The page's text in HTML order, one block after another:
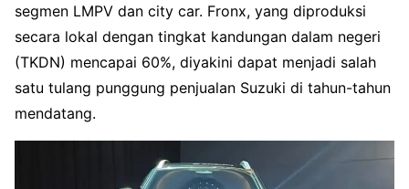
segmen LMPV dan city car. Fronx, yang diproduksi
secara lokal dengan tingkat kandungan dalam negeri
(TKDN) mencapai 60%, diyakini dapat menjadi salah
satu tulang punggung penjualan Suzuki di tahun-tahun
mendatang.